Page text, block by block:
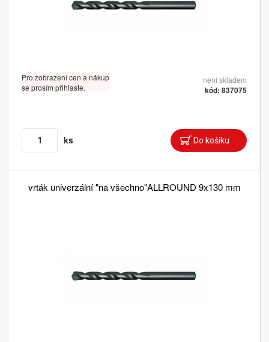
Pro zobrazení cen a nákup
se prosím přihlaste.
není skladem
kód: 837075
ks
vrták univerzální "na všechno"ALLROUND 9x130 mm